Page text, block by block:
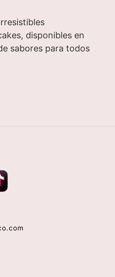
disponibles en
sabores para todos